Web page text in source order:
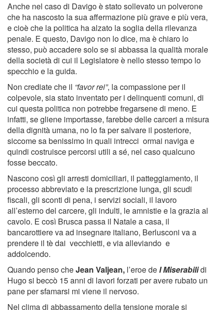
Anche nel caso di Davigo è stato sollevato un polverone
che ha nascosto la sua affermazione più grave e più vera,
e cioè che la politica ha alzato la soglia della rilevanza
penale. E questo, Davigo non lo dice, ma è chiaro lo
stesso, può accadere solo se si abbassa la qualità morale
della società di cui il Legislatore è nello stesso tempo lo
specchio e la guida.
Non crediate che il “favor rei”, la compassione per il
colpevole, sia stato inventato per i delinquenti comuni, di
cui questa politica non potrebbe fregarsene di meno. E
infatti, se gliene importasse, farebbe delle carceri a misura
della dignità umana, no lo fa per salvare il posteriore,
siccome sa benissimo in quali intrecci ormai naviga e
quindi costruisce percorsi utili a sé, nel caso qualcuno
fosse beccato.
Nascono così gli arresti domiciliari, il patteggiamento, il
processo abbreviato e la prescrizione lunga, gli scudi
fiscali, gli sconti di pena, i servizi sociali, il lavoro
all’esterno del carcere, gli indulti, le amnistie e la grazia al
cavolo. E così Brusca passa il Natale a casa, il
bancarottiere va ad insegnare italiano, Berlusconi va a
prendere il tè dai vecchietti, e via alleviando e
addolcendo.
Quando penso cheJean Valjean, l’eroe deI Miserabilidi
Hugo si beccò 15 anni di lavori forzati per avere rubato un
pane per sfamarsi mi viene il nervoso.
Nel clima di abbassamento della tensione morale si